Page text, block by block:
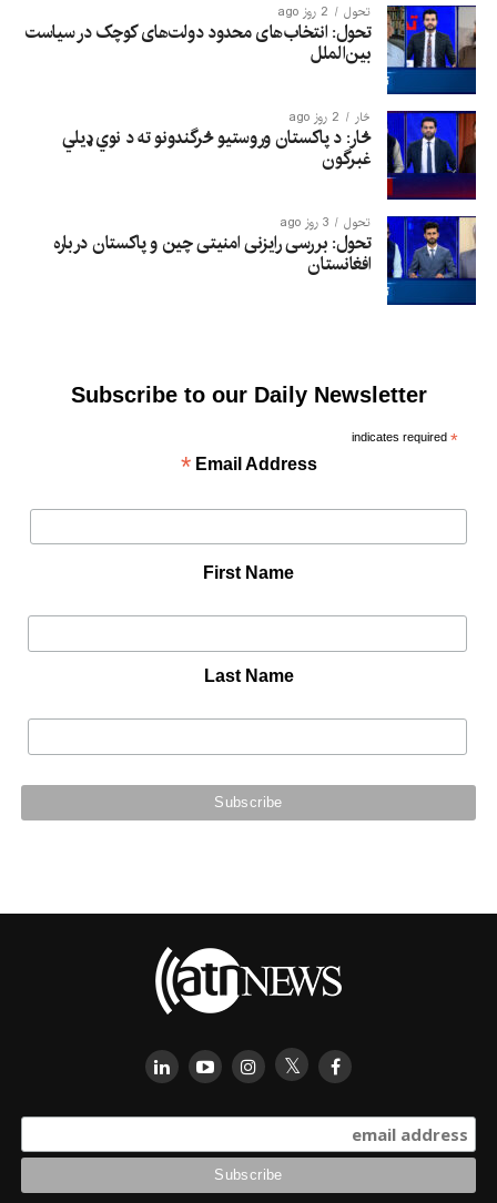
تحول 2 روز ago
تحول: انتخاب‌های محدود دولت‌های کوچک در سیاست
بین‌الملل
څار 2 روز ago
څار: د پاکستان وروستیو څرگندونو ته د نوي ډیلي
غبرگون
تحول 3 روز ago
تحول: بررسی رایزنی امنیتی چین و پاکستان درباره
افغانستان
Subscribe to our Daily Newsletter
*
indicates required
Email Address
*
First Name
Last Name